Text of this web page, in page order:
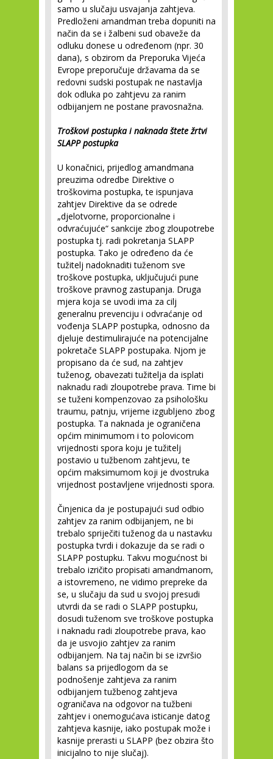
samo u slučaju usvajanja zahtjeva.
Predloženi amandman treba dopuniti na
način da se i žalbeni sud obaveže da
odluku donese u određenom (npr. 30
dana), s obzirom da Preporuka Vijeća
Evrope preporučuje državama da se
redovni sudski postupak ne nastavlja
dok odluka po zahtjevu za ranim
odbijanjem ne postane pravosnažna.
Troškovi postupka i naknada štete žrtvi
SLAPP postupka
U konačnici, prijedlog amandmana
preuzima odredbe Direktive o
troškovima postupka, te ispunjava
zahtjev Direktive da se odrede
„djelotvorne, proporcionalne i
odvraćujuće“ sankcije zbog zloupotrebe
postupka tj. radi pokretanja SLAPP
postupka. Tako je određeno da će
tužitelj nadoknaditi tuženom sve
troškove postupka, uključujući pune
troškove pravnog zastupanja. Druga
mjera koja se uvodi ima za cilj
generalnu prevenciju i odvraćanje od
vođenja SLAPP postupka, odnosno da
djeluje destimulirajuće na potencijalne
pokretače SLAPP postupaka. Njom je
propisano da će sud, na zahtjev
tuženog, obavezati tužitelja da isplati
naknadu radi zloupotrebe prava. Time bi
se tuženi kompenzovao za psihološku
traumu, patnju, vrijeme izgubljeno zbog
postupka. Ta naknada je ograničena
općim minimumom i to polovicom
vrijednosti spora koju je tužitelj
postavio u tužbenom zahtjevu, te
općim maksimumom koji je dvostruka
vrijednost postavljene vrijednosti spora.
Činjenica da je postupajući sud odbio
zahtjev za ranim odbijanjem, ne bi
trebalo spriječiti tuženog da u nastavku
postupka tvrdi i dokazuje da se radi o
SLAPP postupku. Takvu mogućnost bi
trebalo izričito propisati amandmanom,
a istovremeno, ne vidimo prepreke da
se, u slučaju da sud u svojoj presudi
utvrdi da se radi o SLAPP postupku,
dosudi tuženom sve troškove postupka
i naknadu radi zloupotrebe prava, kao
da je usvojio zahtjev za ranim
odbijanjem. Na taj način bi se izvršio
balans sa prijedlogom da se
podnošenje zahtjeva za ranim
odbijanjem tužbenog zahtjeva
ograničava na odgovor na tužbeni
zahtjev i onemogućava isticanje datog
zahtjeva kasnije, iako postupak može i
kasnije prerasti u SLAPP (bez obzira što
inicijalno to nije slučaj).